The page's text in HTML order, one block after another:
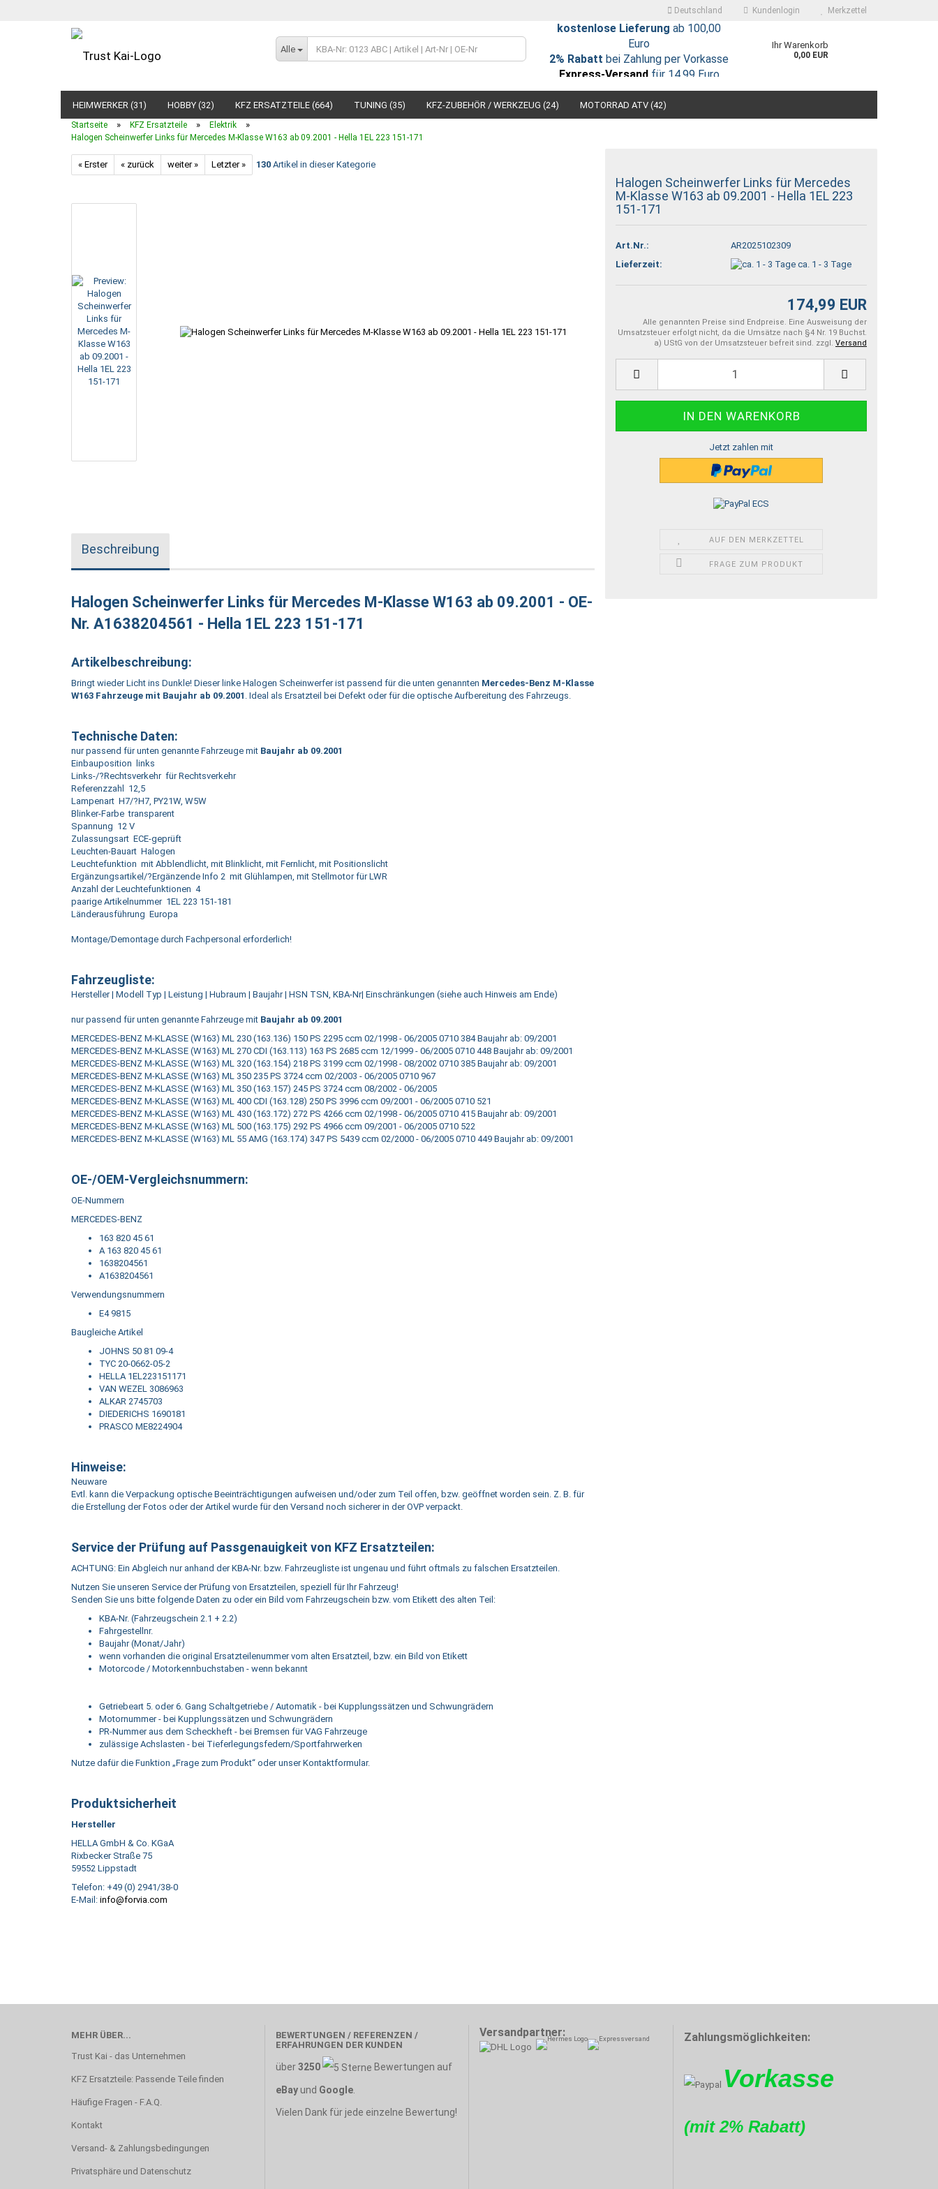
Deutschland
Lieferland
Kundenlogin
Konto erstellen
Passwort vergessen?
Merkzettel
Alle
kostenlose Lieferung ab 100,00
Euro
2% Rabatt bei Zahlung per Vorkasse
Express-Versandfür 14,99 Euro
Ihr Warenkorb
0,00 EUR
HEIMWERKER (31) HOBBY (32) KFZ ERSATZTEILE (664) TUNING (35) KFZ-ZUBEHÖR / WERKZEUG (24) MOTORRAD ATV (42)
Startseite » KFZ Ersatzteile » Elektrik »
Halogen Scheinwerfer Links für Mercedes M-Klasse W163 ab 09.2001 - Hella 1EL 223 151-171
« Erster « zurück weiter » Letzter » 130 Artikel in dieser Kategorie
Halogen Scheinwerfer Links für Mercedes
M-Klasse W163 ab 09.2001 - Hella 1EL 223
151-171
Art.Nr.:
AR2025102309
Lieferzeit:
ca. 1 - 3 Tage
174,99 EUR
Alle genannten Preise sind Endpreise. Eine Ausweisung der
Umsatzsteuer erfolgt nicht, da die Umsätze nach §4 Nr. 19 Buchst.
a) UStG von der Umsatzsteuer befreit sind. zzgl. Versand
Jetzt zahlen mit
AUF DEN MERKZETTEL
FRAGE ZUM PRODUKT
Beschreibung
Halogen Scheinwerfer Links für Mercedes M-Klasse W163 ab 09.2001 - OE-
Nr. A1638204561 - Hella 1EL 223 151-171
Artikelbeschreibung:
Bringt wieder Licht ins Dunkle! Dieser linke Halogen Scheinwerfer ist passend für die unten genannten Mercedes-Benz M-Klasse
W163 Fahrzeuge mit Baujahr ab 09.2001 . Ideal als Ersatzteil bei Defekt oder für die optische Aufbereitung des Fahrzeugs.
Technische Daten:
nur passend für unten genannte Fahrzeuge mit Baujahr ab 09.2001
Einbauposition links
Links-/?Rechtsverkehr für Rechtsverkehr
Referenzzahl 12,5
Lampenart H7/?H7, PY21W, W5W
Blinker-Farbe transparent
Spannung 12 V
Zulassungsart ECE-geprüft
Leuchten-Bauart Halogen
Leuchtefunktion mit Abblendlicht, mit Blinklicht, mit Fernlicht, mit Positionslicht
Ergänzungsartikel/?Ergänzende Info 2 mit Glühlampen, mit Stellmotor für LWR
Anzahl der Leuchtefunktionen 4
paarige Artikelnummer 1EL 223 151-181
Länderausführung Europa
Montage/Demontage durch Fachpersonal erforderlich!
Fahrzeugliste:
Hersteller | Modell Typ | Leistung | Hubraum | Baujahr | HSN TSN, KBA-Nr| Einschränkungen (siehe auch Hinweis am Ende)
nur passend für unten genannte Fahrzeuge mit Baujahr ab 09.2001
MERCEDES-BENZ M-KLASSE (W163) ML 230 (163.136) 150 PS 2295 ccm 02/1998 - 06/2005 0710 384 Baujahr ab: 09/2001
MERCEDES-BENZ M-KLASSE (W163) ML 270 CDI (163.113) 163 PS 2685 ccm 12/1999 - 06/2005 0710 448 Baujahr ab: 09/2001
MERCEDES-BENZ M-KLASSE (W163) ML 320 (163.154) 218 PS 3199 ccm 02/1998 - 08/2002 0710 385 Baujahr ab: 09/2001
MERCEDES-BENZ M-KLASSE (W163) ML 350 235 PS 3724 ccm 02/2003 - 06/2005 0710 967
MERCEDES-BENZ M-KLASSE (W163) ML 350 (163.157) 245 PS 3724 ccm 08/2002 - 06/2005
MERCEDES-BENZ M-KLASSE (W163) ML 400 CDI (163.128) 250 PS 3996 ccm 09/2001 - 06/2005 0710 521
MERCEDES-BENZ M-KLASSE (W163) ML 430 (163.172) 272 PS 4266 ccm 02/1998 - 06/2005 0710 415 Baujahr ab: 09/2001
MERCEDES-BENZ M-KLASSE (W163) ML 500 (163.175) 292 PS 4966 ccm 09/2001 - 06/2005 0710 522
MERCEDES-BENZ M-KLASSE (W163) ML 55 AMG (163.174) 347 PS 5439 ccm 02/2000 - 06/2005 0710 449 Baujahr ab: 09/2001
OE-/OEM-Vergleichsnummern:
OE-Nummern
MERCEDES-BENZ
163 820 45 61
A 163 820 45 61
1638204561
A1638204561
Verwendungsnummern
E4 9815
Baugleiche Artikel
JOHNS 50 81 09-4
TYC 20-0662-05-2
HELLA 1EL223151171
VAN WEZEL 3086963
ALKAR 2745703
DIEDERICHS 1690181
PRASCO ME8224904
Hinweise:
Neuware
Evtl. kann die Verpackung optische Beeinträchtigungen aufweisen und/oder zum Teil offen, bzw. geöffnet worden sein. Z. B. für
die Erstellung der Fotos oder der Artikel wurde für den Versand noch sicherer in der OVP verpackt.
Service der Prüfung auf Passgenauigkeit von KFZ Ersatzteilen:
ACHTUNG: Ein Abgleich nur anhand der KBA-Nr. bzw. Fahrzeugliste ist ungenau und führt oftmals zu falschen Ersatzteilen.
Nutzen Sie unseren Service der Prüfung von Ersatzteilen, speziell für Ihr Fahrzeug!
Senden Sie uns bitte folgende Daten zu oder ein Bild vom Fahrzeugschein bzw. vom Etikett des alten Teil:
KBA-Nr. (Fahrzeugschein 2.1 + 2.2)
Fahrgestellnr.
Baujahr (Monat/Jahr)
wenn vorhanden die original Ersatzteilenummer vom alten Ersatzteil, bzw. ein Bild von Etikett
Motorcode / Motorkennbuchstaben - wenn bekannt
Getriebeart 5. oder 6. Gang Schaltgetriebe / Automatik - bei Kupplungssätzen und Schwungrädern
Motornummer - bei Kupplungssätzen und Schwungrädern
PR-Nummer aus dem Scheckheft - bei Bremsen für VAG Fahrzeuge
zulässige Achslasten - bei Tieferlegungsfedern/Sportfahrwerken
Nutze dafür die Funktion „Frage zum Produkt“ oder unser Kontaktformular.
Produktsicherheit
Hersteller
HELLA GmbH & Co. KGaA
Rixbecker Straße 75
59552 Lippstadt
Telefon: +49 (0) 2941/38-0
E-Mail: info@forvia.com
MEHR ÜBER...
Trust Kai - das Unternehmen
KFZ Ersatzteile: Passende Teile finden
Häufige Fragen - F.A.Q.
Kontakt
Versand- & Zahlungsbedingungen
Privatsphäre und Datenschutz
BEWERTUNGEN / REFERENZEN /
ERFAHRUNGEN DER KUNDEN
über3250 Bewertungen auf
eBayund Google.
Vielen Dank für jede einzelne Bewertung!
Versandpartner: Zahlungsmöglichkeiten:
Vorkasse
(mit 2% Rabatt)